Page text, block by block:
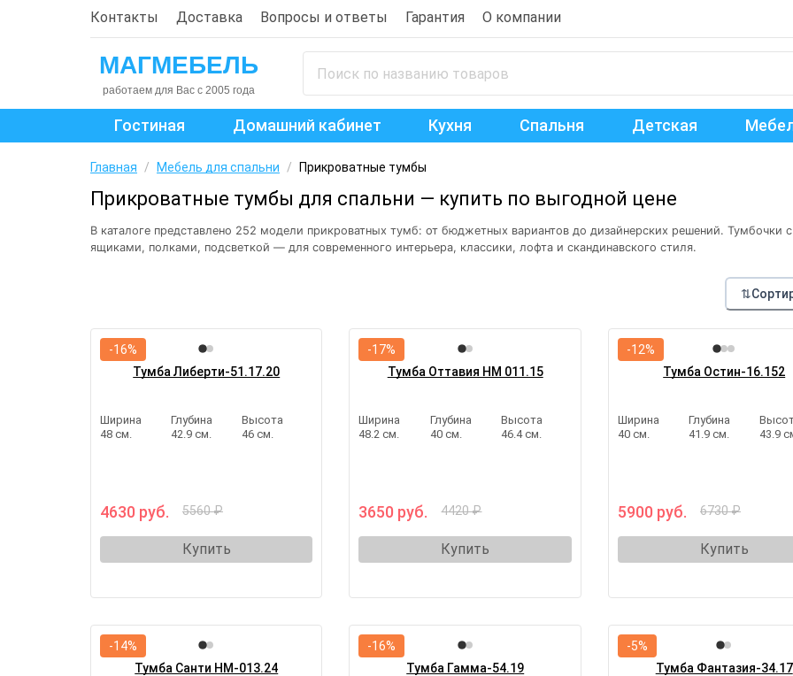
Контакты Доставка Вопросы и ответы Гарантия О компании
Гостиная Домашний кабинет Кухня Спальня Детская
Главная / Мебель для спальни / Прикроватные тумбы
Прикроватные тумбы для спальни — купить по выгодной цене
В каталоге представлено 252 модели прикроватных тумб: от бюджетных вариантов до дизайнерских решений. Тумбочки с
ящиками, полками, подсветкой — для современного интерьера, классики, лофта и скандинавского стиля.
⇅
Тумба Либерти-51.17.20
Ширина
48 см.
Глубина
42.9 см.
Высота
46 см.
4630 руб. 5560 ₽
Купить
-16%
Тумба Оттавия НМ 011.15
Ширина
48.2 см.
Глубина
40 см.
Высота
46.4 см.
3650 руб. 4420 ₽
Купить
-17%
Тумба Остин-16.152
Ширина
40 см.
Глубина
41.9 см.
43.9
5900 руб. 6730 ₽
Купить
-12%
Тумба Санти НМ-013.24
-14%
Тумба Гамма-54.19
-16%
Тумба Фантазия-34.17
-5%